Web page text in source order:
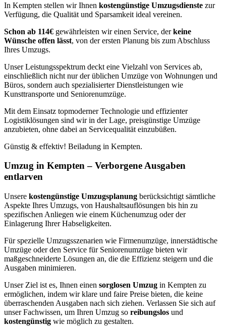
In Kempten stellen wir Ihnen kostengünstige Umzugsdienste zur
Verfügung, die Qualität und Sparsamkeit ideal vereinen.
Schon ab 114€ gewährleisten wir einen Service, derkeine
Wünsche offen lässt, von der ersten Planung bis zum Abschluss
Ihres Umzugs.
Unser Leistungsspektrum deckt eine Vielzahl von Services ab,
einschließlich nicht nur der üblichen Umzüge von Wohnungen und
Büros, sondern auch spezialisierter Dienstleistungen wie
Kunsttransporte und Seniorenumzüge.
Mit dem Einsatz topmoderner Technologie und effizienter
Logistiklösungen sind wir in der Lage, preisgünstige Umzüge
anzubieten, ohne dabei an Servicequalität einzubüßen.
Günstig & effektiv! Beiladung in Kempten.
Umzug in Kempten – Verborgene Ausgaben
entlarven
Unsere kostengünstige Umzugsplanung berücksichtigt sämtliche
Aspekte Ihres Umzugs, von Haushaltsauflösungen bis hin zu
spezifischen Anliegen wie einem Küchenumzug oder der
Einlagerung Ihrer Habseligkeiten.
Für spezielle Umzugsszenarien wie Firmenumzüge, innerstädtische
Umzüge oder den Service für Seniorenumzüge bieten wir
maßgeschneiderte Lösungen an, die die Effizienz steigern und die
Ausgaben minimieren.
Unser Ziel ist es, Ihnen einen sorglosen Umzug in Kempten zu
ermöglichen, indem wir klare und faire Preise bieten, die keine
überraschenden Ausgaben nach sich ziehen. Verlassen Sie sich auf
unser Fachwissen, um Ihren Umzug so reibungslos und
kostengünstig wie möglich zu gestalten.